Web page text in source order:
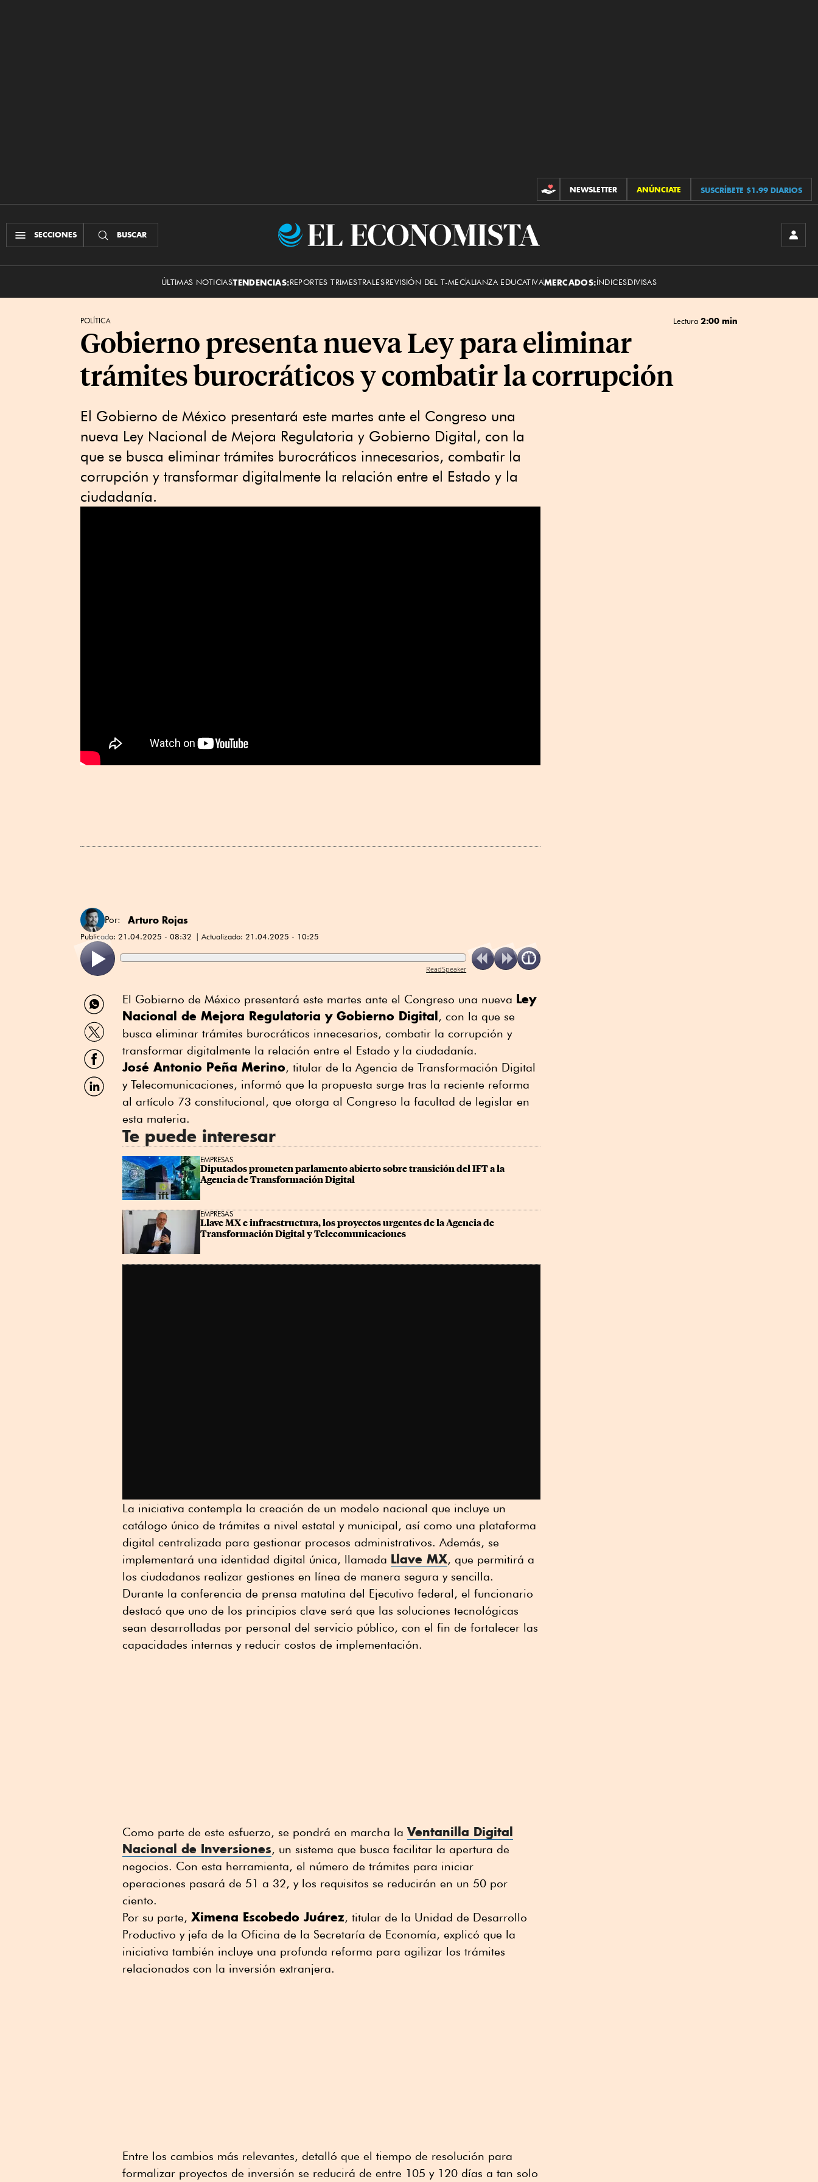
CONTRIBUCIONES
NEWSLETTER ANÚNCIATE SUSCRÍBETE $1.99 DIARIOS
SECCIONES BUSCAR
El
ÚLTIMAS NOTICIASTENDENCIAS:REPORTES TRIMESTRALESREVISIÓN DEL T-MECALIANZA EDUCATIVAMERCADOS:ÍNDICESDIVISAS
POLÍTICA Lectura 2:00 min
Gobierno presenta nueva Ley para eliminar
trámites burocráticos y combatir la corrupción
El Gobierno de México presentará este martes ante el Congreso una
nueva Ley Nacional de Mejora Regulatoria y Gobierno Digital, con la
que se busca eliminar trámites burocráticos innecesarios, combatir la
corrupción y transformar digitalmente la relación entre el Estado y la
ciudadanía.
Por: Arturo Rojas
Publicado: 21.04.2025 - 08:32 Actualizado: 21.04.2025 - 10:25
ReadSpeaker
Compartir
por
WhatsApp
Compartir
por
Twitter
Compartir
por
Facebook
Compartir
por
El Gobierno de México presentará este martes ante el Congreso una nueva Ley
Nacional de Mejora Regulatoria y Gobierno Digital, con la que se
busca eliminar trámites burocráticos innecesarios, combatir la corrupción y
transformar digitalmente la relación entre el Estado y la ciudadanía.
José Antonio Peña Merino, titular de la Agencia de Transformación Digital
y Telecomunicaciones, informó que la propuesta surge tras la reciente reforma
al artículo 73 constitucional, que otorga al Congreso la facultad de legislar en
esta materia.
Te puede interesar
EMPRESAS
Diputados prometen parlamento abierto sobre transición del IFT a la
Agencia de Transformación Digital
EMPRESAS
Llave MX e infraestructura, los proyectos urgentes de la Agencia de
Transformación Digital y Telecomunicaciones
La iniciativa contempla la creación de un modelo nacional que incluye un
catálogo único de trámites a nivel estatal y municipal, así como una plataforma
digital centralizada para gestionar procesos administrativos. Además, se
implementará una identidad digital única, llamada Llave MX, que permitirá a
los ciudadanos realizar gestiones en línea de manera segura y sencilla.
Durante la conferencia de prensa matutina del Ejecutivo federal, el funcionario
destacó que uno de los principios clave será que las soluciones tecnológicas
sean desarrolladas por personal del servicio público, con el fin de fortalecer las
capacidades internas y reducir costos de implementación.
Como parte de este esfuerzo, se pondrá en marcha la Ventanilla Digital
Nacional de Inversiones, un sistema que busca facilitar la apertura de
negocios. Con esta herramienta, el número de trámites para iniciar
operaciones pasará de 51 a 32, y los requisitos se reducirán en un 50 por
ciento.
Por su parte, Ximena Escobedo Juárez, titular de la Unidad de Desarrollo
Productivo y jefa de la Oficina de la Secretaría de Economía, explicó que la
iniciativa también incluye una profunda reforma para agilizar los trámites
relacionados con la inversión extranjera.
Entre los cambios más relevantes, detalló que el tiempo de resolución para
formalizar proyectos de inversión se reducirá de entre 105 y 120 días a tan solo